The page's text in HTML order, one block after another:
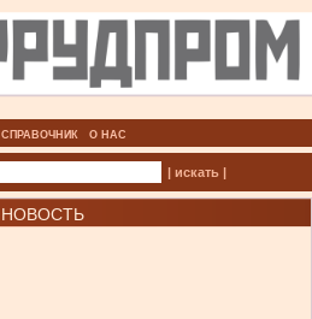
СПРАВОЧНИК О НАС
| искать |
НОВОСТЬ